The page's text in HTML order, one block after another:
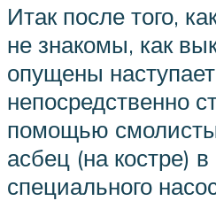
Итак после того,
не знакомы, как
опущены
непосредственно
помощью
асбец (на костре)
специального